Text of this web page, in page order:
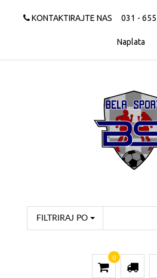
KONTAKTIRAJTE NAS 031 -
Naplata
FILTRIRAJ PO
0